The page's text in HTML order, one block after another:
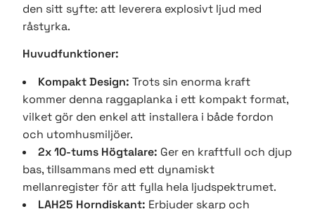
den sitt syfte: att leverera explosivt ljud med
råstyrka.
Huvudfunktioner:
Kompakt Design: Trots sin enorma kraft
kommer denna raggaplanka i ett kompakt format,
vilket gör den enkel att installera i både fordon
och utomhusmiljöer.
2x 10-tums Högtalare: Ger en kraftfull och djup
bas, tillsammans med ett dynamiskt
mellanregister för att fylla hela ljudspektrumet.
LAH25 Horndiskant: Erbjuder skarp och